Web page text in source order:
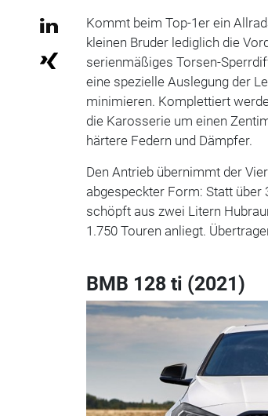
Kommt beim Top-1er ein
kleinen Bruder lediglich die
serienmäßiges Torsen-
eine spezielle Auslegung der
minimieren. Komplettiert
die Karosserie um einen
härtere Federn und Dämpfer.
Den Antrieb übernimmt der
abgespeckter Form: Statt über
schöpft aus zwei Litern
1.750 Touren anliegt.
BMB 128 ti (2021)